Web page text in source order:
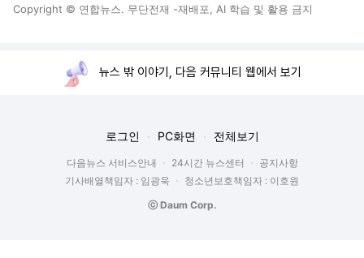
Copyright © 연합뉴스. 무단전재 -재배포, AI 학습 및 활용 금지
뉴스 밖 이야기, 다음 커뮤니티 웹에서 보기
로그인 PC화면 전체보기
다음뉴스 서비스안내 24시간 뉴스센터
공지사항
기사배열책임자 : 임광욱
청소년보호책임자 : 이호원
ⓒ Daum Corp.